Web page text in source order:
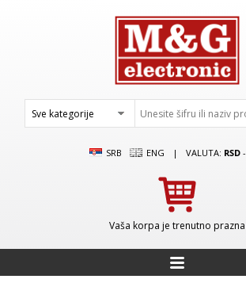
SRB ENG | VALUTA: RSD -
Vaša korpa je trenutno prazna